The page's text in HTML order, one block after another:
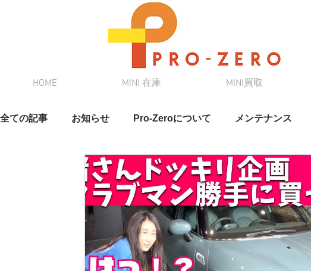
HOME MINI 在庫 MINI買取
全ての記事 お知らせ Pro-Zeroについて メンテナンス
スタッフブログ 奈緒さんブログ クルマ情報 納車
DAMD 新車リース